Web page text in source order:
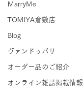
ＭarryMe
TOMIYA倉敷店
Blog
ヴァンドゥパリ
オーダー品のご紹介
オンライン雑誌掲載情報